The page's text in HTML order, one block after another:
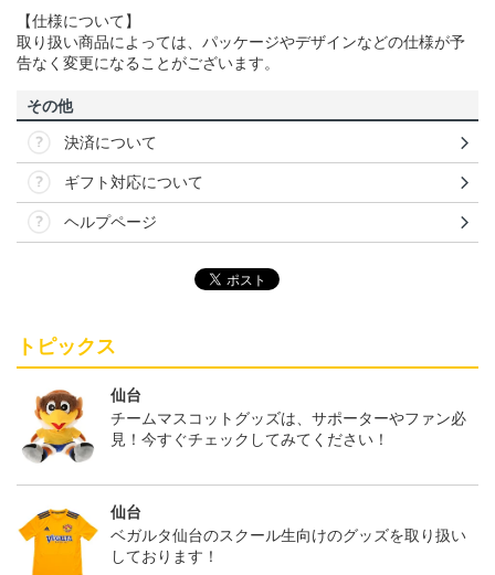
【仕様について】
取り扱い商品によっては、パッケージやデザインなどの仕様が予
告なく変更になることがございます。
その他
決済について
ギフト対応について
ヘルプページ
トピックス
仙台
チームマスコットグッズは、サポーターやファン必
見！今すぐチェックしてみてください！
仙台
ベガルタ仙台のスクール生向けのグッズを取り扱い
しております！